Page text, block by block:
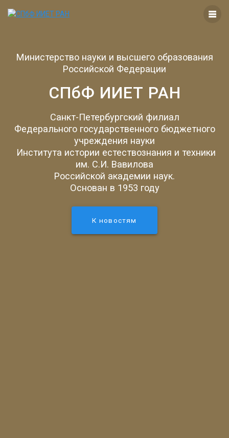
Министерство науки и высшего образования
Российской Федерации
СПбФ ИИЕТ РАН
Санкт-Петербургский филиал
Федерального государственного бюджетного
учреждения науки
Института истории естествознания и техники
им. С.И. Вавилова
Российской академии наук.
Основан в 1953 году
К новостям